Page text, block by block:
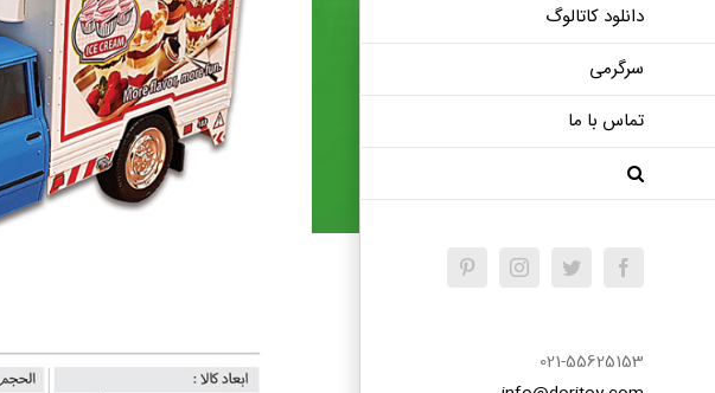
دانلود کاتالوگ
سرگرمی
تماس با ما
Facebook
Twitter
Instagram
021-55625153